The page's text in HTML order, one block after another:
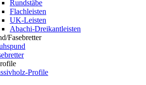
Rundstäbe
Flachleisten
UK-Leisten
Abachi-Dreikantleisten
Fasebretter
Profile